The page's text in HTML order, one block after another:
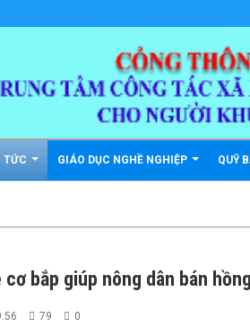
TỨC GIÁO DỤC NGHỀ NGHIỆP QUỸ
bắp giúp nông dân bán
79 0